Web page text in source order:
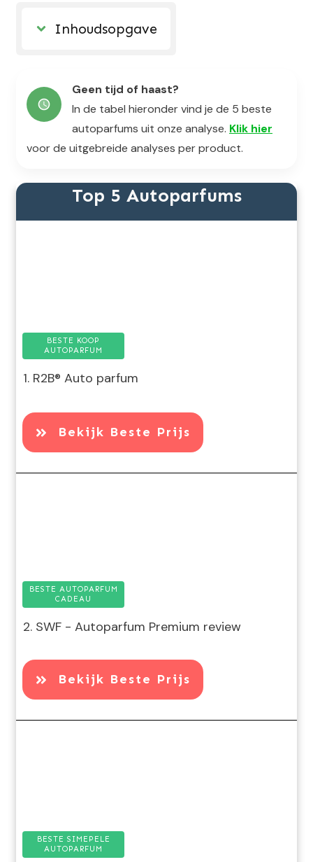
Inhoudsopgave
Geen tijd of haast?
In de tabel hieronder vind je de 5 beste
autoparfums uit onze analyse. Klik hier
voor de uitgebreide analyses per product.
Top 5 Autoparfums
BESTE KOOP
AUTOPARFUM
1. R2B® Auto parfum
Bekijk Beste Prijs
BESTE AUTOPARFUM
CADEAU
2. SWF - Autoparfum Premium review
Bekijk Beste Prijs
BESTE SIMEPELE
AUTOPARFUM